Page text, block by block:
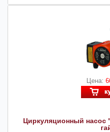
Цена:
Циркуляционный насос